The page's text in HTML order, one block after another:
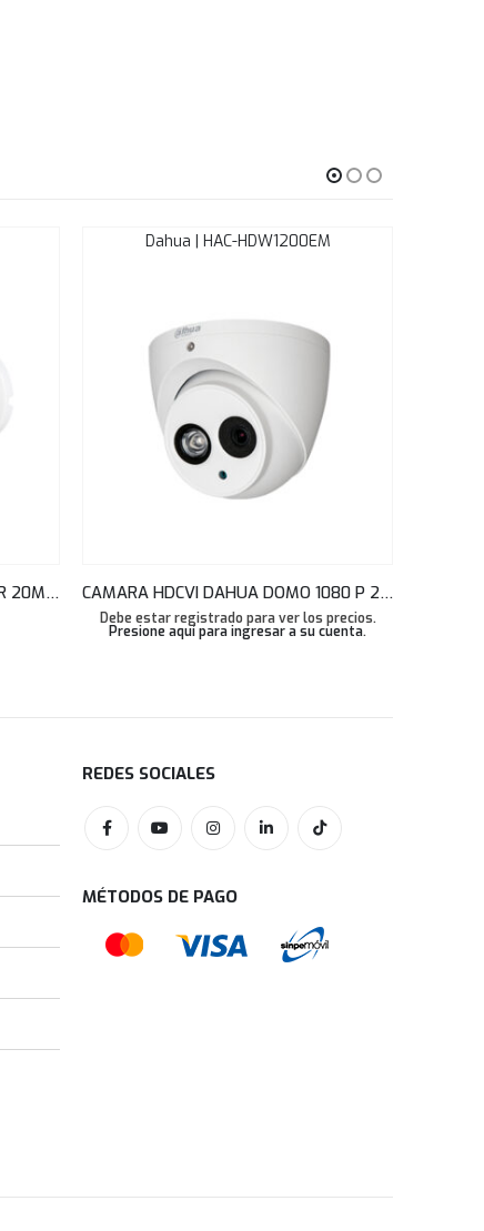
CAMARA HDCVI DAHUA BULLET IR 20M 5MP IP67 2.8MM 20 FPS HAC-B2A51N-A
Dahua | HAC-HDW1200EM
CAMARA HDCVI DAHUA DOMO 1080 P 2.8MM 50 MTS SMART IR METAL, IP67 AUDIO HAC-HDW1200EMN-A
Debe estar registrado para ver los precios.
Presione aquí para ingresar a su cuenta.
REDES SOCIALES
MÉTODOS DE PAGO